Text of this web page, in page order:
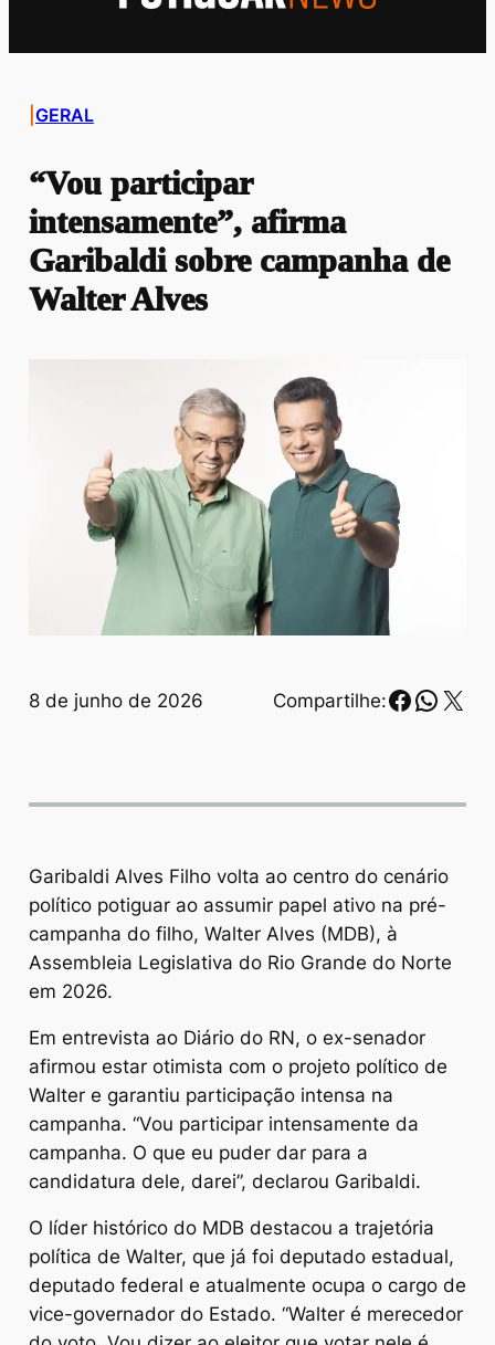
GERAL
“Vou participar
intensamente”, afirma
Garibaldi sobre campanha de
Walter Alves
8 de junho de 2026 Compartilhe: X
Garibaldi Alves Filho volta ao centro do cenário
político potiguar ao assumir papel ativo na pré-
campanha do filho, Walter Alves (MDB), à
Assembleia Legislativa do Rio Grande do Norte
em 2026.
Em entrevista ao Diário do RN, o ex-senador
afirmou estar otimista com o projeto político de
Walter e garantiu participação intensa na
campanha. “Vou participar intensamente da
campanha. O que eu puder dar para a
candidatura dele, darei”, declarou Garibaldi.
O líder histórico do MDB destacou a trajetória
política de Walter, que já foi deputado estadual,
deputado federal e atualmente ocupa o cargo de
vice-governador do Estado. “Walter é merecedor